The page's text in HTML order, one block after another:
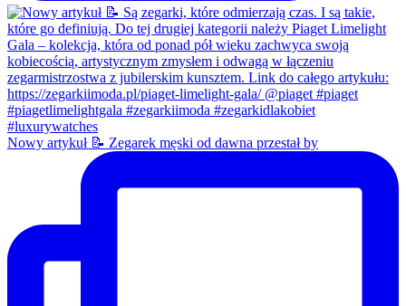
Nowy artykuł 📝 Zegarek męski od dawna przestał by